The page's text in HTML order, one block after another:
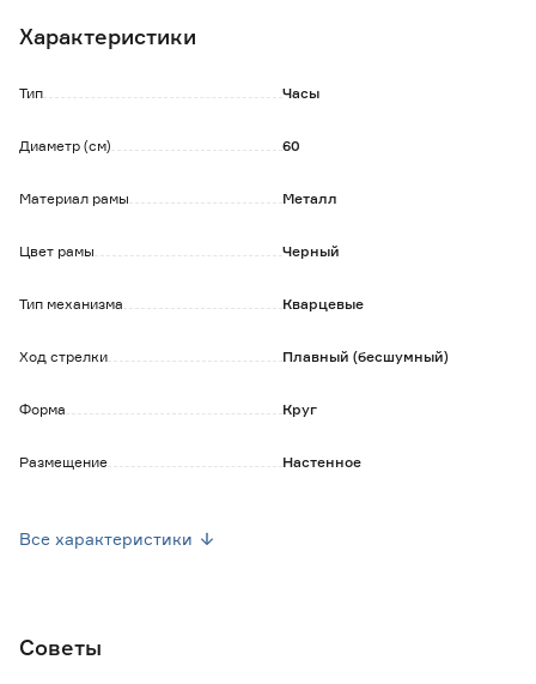
спальни, кухни.
Характеристики
Тип Часы
Диаметр (см) 60
Материал рамы Металл
Цвет рамы Черный
Тип механизма Кварцевые
Ход стрелки Плавный (бесшумный)
Форма Круг
Размещение Настенное
Все характеристики
Советы